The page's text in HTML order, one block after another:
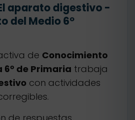
aparato digestivo -
del Medio 6º
de Conocimiento
6º de Primaria trabaja
con actividades